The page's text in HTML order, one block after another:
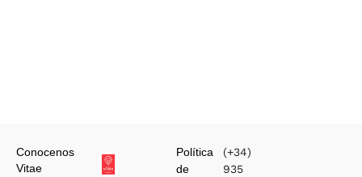
Conocenos
Vitae
Política
de
(+34)
935